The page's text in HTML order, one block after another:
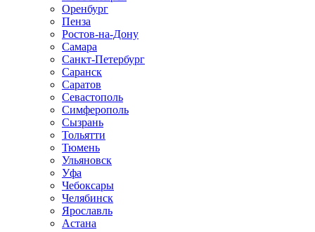
Оренбург
Пенза
Ростов-на-Дону
Самара
Санкт-Петербург
Саранск
Саратов
Севастополь
Симферополь
Сызрань
Тольятти
Тюмень
Ульяновск
Уфа
Чебоксары
Челябинск
Ярославль
Астана